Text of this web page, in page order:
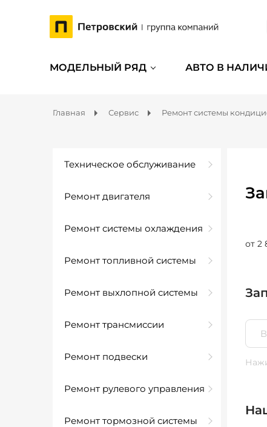
МОДЕЛЬНЫЙ РЯД АВТО В
Главная Сервис Ремонт системы
Техническое обслуживание
Ремонт двигателя
Ремонт системы охлаждения
Ремонт топливной системы
Ремонт выхлопной системы
Ремонт трансмиссии
Ремонт подвески
Ремонт рулевого управления
Ремонт тормозной системы
от 2